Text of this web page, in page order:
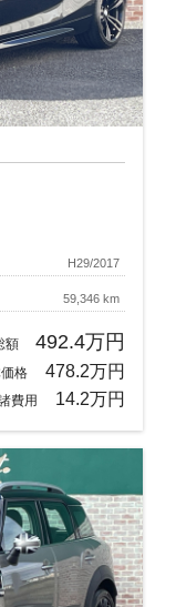
H29/2017
59,346 km
額 492.4万円
格 478.2万円
費用 14.2万円